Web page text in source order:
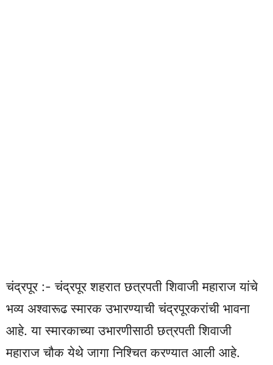
चंद्रपूर :- चंद्रपूर शहरात छत्रपती शिवाजी महाराज यांचे
भव्य अश्वारूढ स्मारक उभारण्याची चंद्रपूरकरांची भावना
आहे. या स्मारकाच्या उभारणीसाठी छत्रपती शिवाजी
महाराज चौक येथे जागा निश्चित करण्यात आली आहे.